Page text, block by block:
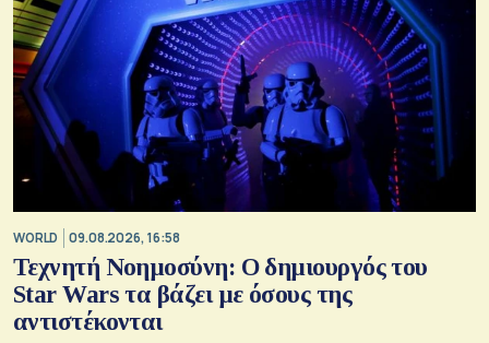
WORLD 09.08.2026, 16:58
Τεχνητή Νοημοσύνη: Ο δημιουργός του
Star Wars τα βάζει με όσους της
αντιστέκονται